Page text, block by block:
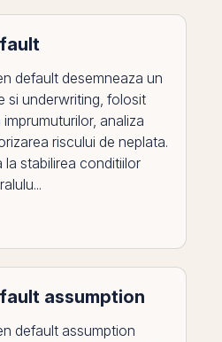
default desemneaza un
si underwriting, folosit
analiza
riscului de neplata.
la stabilirea conditiilor
assumption
default assumption